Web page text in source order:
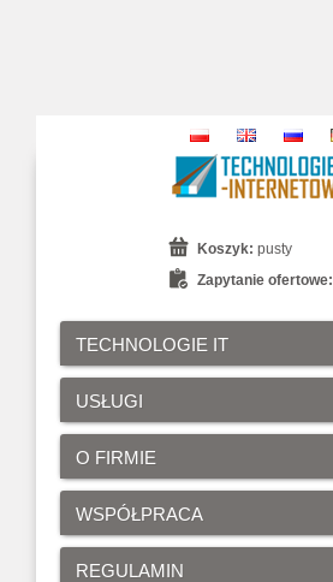
TECHNOLOGIE IT
USŁUGI
O FIRMIE
WSPÓŁPRACA
REGULAMIN
Koszyk: pusty
Zapytanie ofertowe: